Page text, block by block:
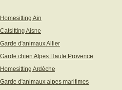
Homesitting Ain
Catsitting Aisne
Garde d'animaux Allier
Garde chien Alpes Haute Provence
Homesitting Ardèche
Garde d'animaux alpes maritimes